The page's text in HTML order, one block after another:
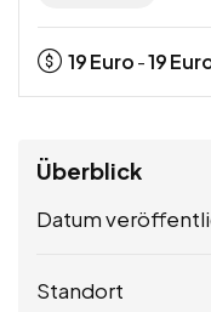
19Euro -19
Überblick
Datum
Standort